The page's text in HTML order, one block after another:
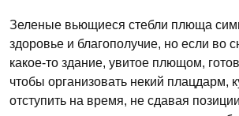
Зеленые вьющиеся стебли плюща
здоровье и благополучие, но если во
какое-то здание, увитое плющом,
чтобы организовать некий плацдарм,
отступить на время, не сдавая